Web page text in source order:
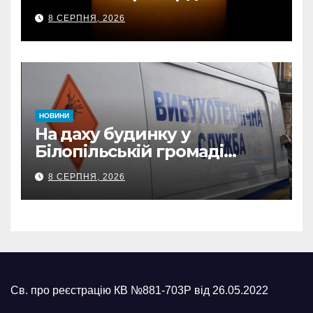
передали державні
нагороди та відомчі
відзнаки
8 СЕРПНЯ, 2026
НОВИНИ
На даху будинку у
Білопільській громаді
знайшли 120-мм міну
8 СЕРПНЯ, 2026
Св. про реєстрацію КВ №881-703Р від 26.05.2022